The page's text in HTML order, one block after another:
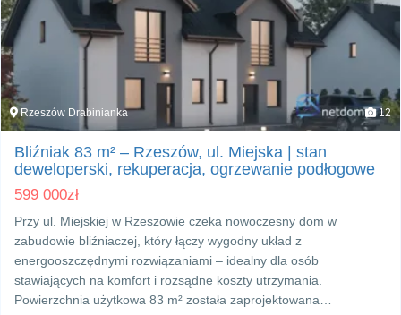
Rzeszów Drabinianka 12
Bliźniak 83 m² – Rzeszów, ul. Miejska | stan
deweloperski, rekuperacja, ogrzewanie podłogowe
599 000zł
Przy ul. Miejskiej w Rzeszowie czeka nowoczesny dom w
zabudowie bliźniaczej, który łączy wygodny układ z
energooszczędnymi rozwiązaniami – idealny dla osób
stawiających na komfort i rozsądne koszty utrzymania.
Powierzchnia użytkowa 83 m² została zaprojektowana…